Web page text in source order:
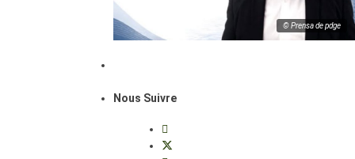
© Prensa de pdge
Nous Suivre